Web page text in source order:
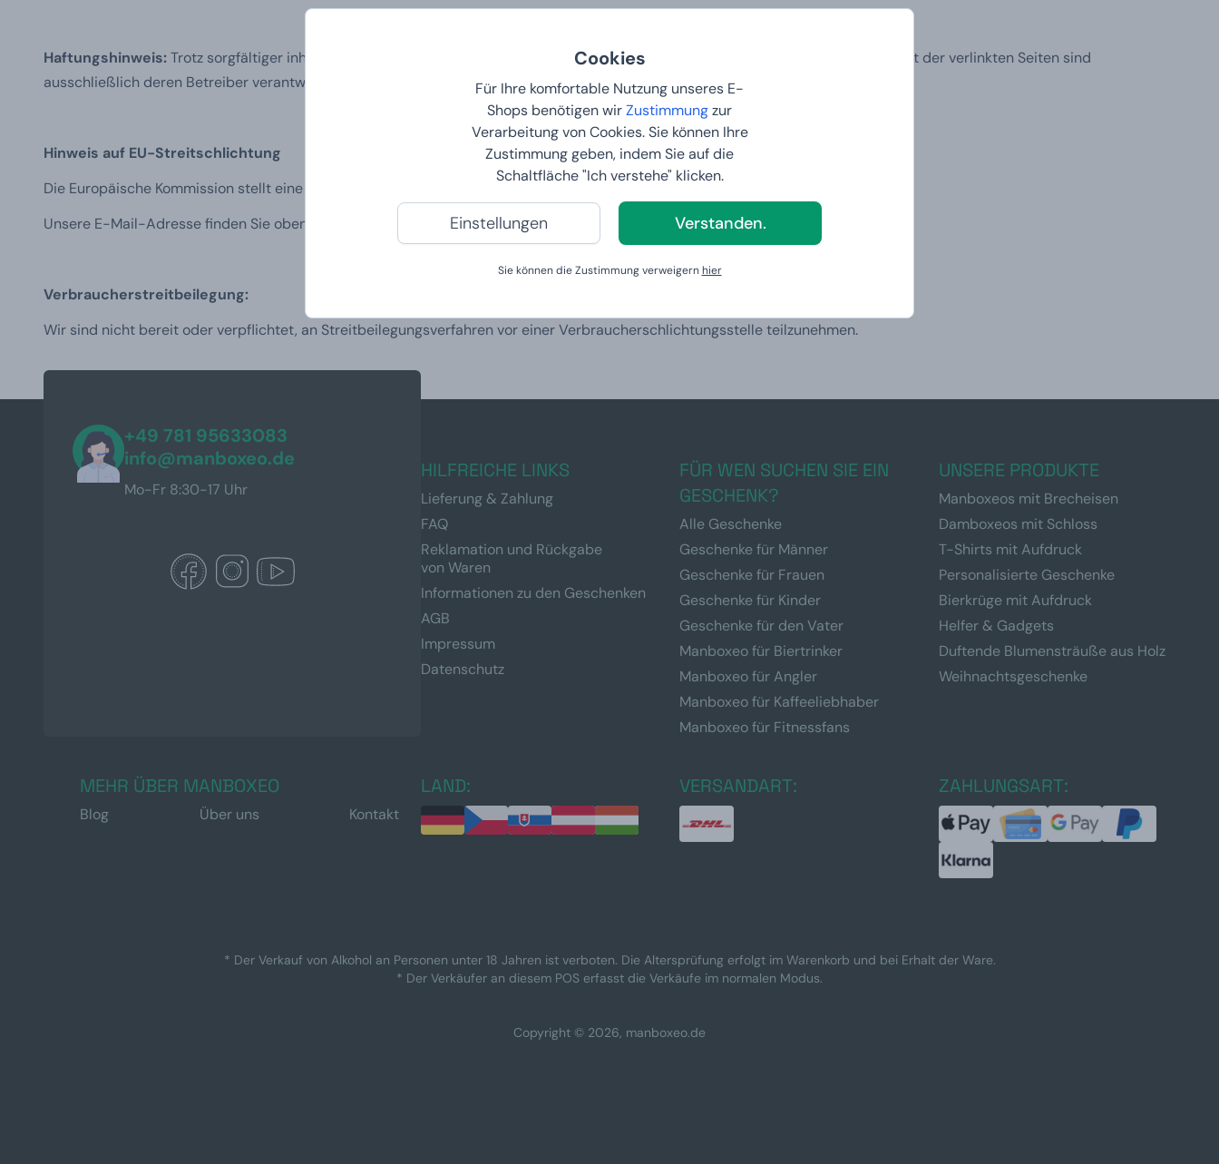
Cookies
Für Ihre komfortable Nutzung unseres E-
Shops benötigen wirZustimmungzur
Verarbeitung von Cookies. Sie können Ihre
Zustimmung geben, indem Sie auf die
Schaltfläche "Ich verstehe" klicken.
Einstellungen Verstanden.
Sie können die Zustimmung verweigernhier
Haftungshinweis:Trotz sorgfältiger inhaltlicher Kontrolle übernehmen wir keine Haftung für die Inhalte externer Links. Für den Inhalt der verlinkten Seiten sind
ausschließlich deren Betreiber verantwortlich.
Hinweis auf EU-Streitschlichtung
Die Europäische Kommission stellt eine Plattform zur Online-Streitbeilegung (OS) bereit:
Unsere E-Mail-Adresse finden Sie oben im Impressum.
Verbraucherstreitbeilegung:
Wir sind nicht bereit oder verpflichtet, an Streitbeilegungsverfahren vor einer Verbraucherschlichtungsstelle teilzunehmen.
+49 781 95633083
info@manboxeo.de
Mo-Fr 8:30-17 Uhr
HILFREICHE LINKS
Lieferung & Zahlung
FAQ
Reklamation und Rückgabe
von Waren
Informationen zu den Geschenken
AGB
Impressum
Datenschutz
FÜR WEN SUCHEN SIE EIN
GESCHENK?
Alle Geschenke
Geschenke für Männer
Geschenke für Frauen
Geschenke für Kinder
Geschenke für den Vater
Manboxeo für Biertrinker
Manboxeo für Angler
Manboxeo für Kaffeeliebhaber
Manboxeo für Fitnessfans
UNSERE PRODUKTE
Manboxeos mit Brecheisen
Damboxeos mit Schloss
T-Shirts mit Aufdruck
Personalisierte Geschenke
Bierkrüge mit Aufdruck
Helfer & Gadgets
Duftende Blumensträuße aus Holz
Weihnachtsgeschenke
MEHR ÜBER MANBOXEO
Blog Über uns Kontakt
LAND: VERSANDART: ZAHLUNGSART:
* Der Verkauf von Alkohol an Personen unter 18 Jahren ist verboten. Die Altersprüfung erfolgt im Warenkorb und bei Erhalt der Ware.
* Der Verkäufer an diesem POS erfasst die Verkäufe im normalen Modus.
Copyright © 2026, manboxeo.de